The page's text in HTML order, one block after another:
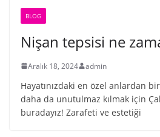
BLOG
Nişan tepsisi ne
Aralık 18, 2024 admin
Hayatınızdaki en özel anlardan
daha da unutulmaz kılmak için
buradayız! Zarafeti ve estetiği